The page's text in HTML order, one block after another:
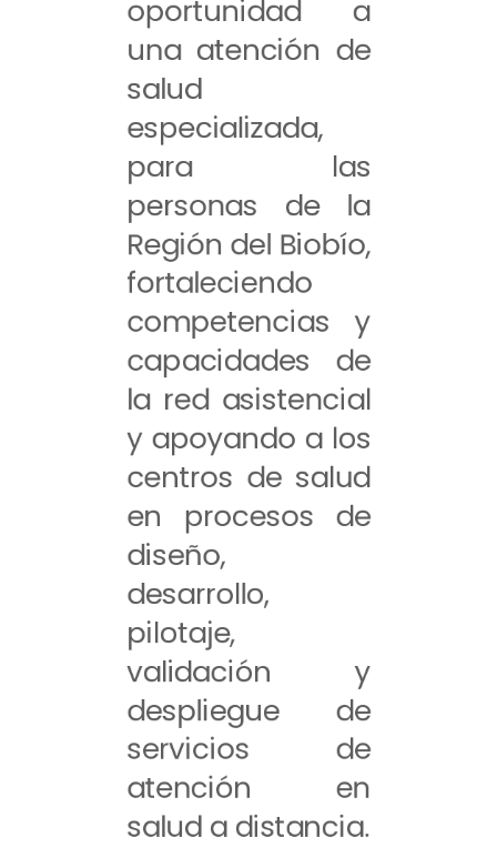
oportunidad a
una atención de
salud
especializada,
para las
personas de la
Región del Biobío,
fortaleciendo
competencias y
capacidades de
la red asistencial
y apoyando a los
centros de salud
en procesos de
diseño,
desarrollo,
pilotaje,
validación y
despliegue de
servicios de
atención en
salud a distancia.